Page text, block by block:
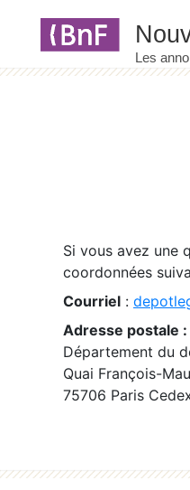
Si vous avez une
coordonnées
Courriel :
Adresse postale :
Département du
Quai François-
75706 Paris